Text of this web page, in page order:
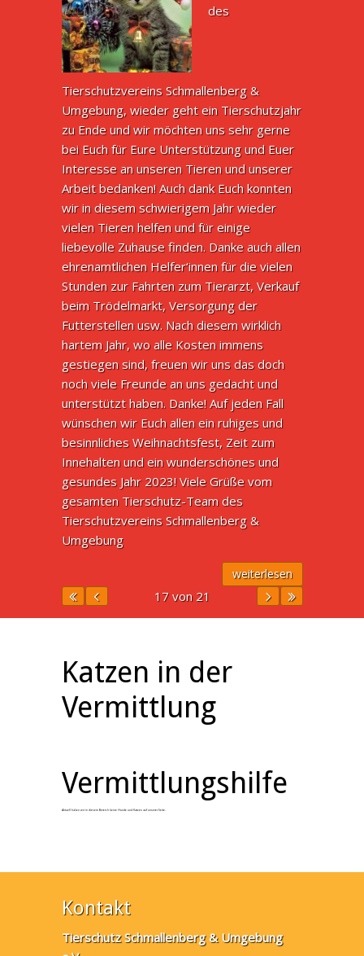
des
Tierschutzvereins Schmallenberg &
Umgebung, wieder geht ein Tierschutzjahr
zu Ende und wir möchten uns sehr gerne
bei Euch für Eure Unterstützung und Euer
Interesse an unseren Tieren und unserer
Arbeit bedanken! Auch dank Euch konnten
wir in diesem schwierigem Jahr wieder
vielen Tieren helfen und für einige
liebevolle Zuhause finden. Danke auch allen
ehrenamtlichen Helfer‘innen für die vielen
Stunden zur Fahrten zum Tierarzt, Verkauf
beim Trödelmarkt, Versorgung der
Futterstellen usw. Nach diesem wirklich
hartem Jahr, wo alle Kosten immens
gestiegen sind, freuen wir uns das doch
noch viele Freunde an uns gedacht und
unterstützt haben. Danke! Auf jeden Fall
wünschen wir Euch allen ein ruhiges und
besinnliches Weihnachtsfest, Zeit zum
Innehalten und ein wunderschönes und
gesundes Jahr 2023! Viele Grüße vom
gesamten Tierschutz-Team des
Tierschutzvereins Schmallenberg &
Umgebung
weiterlesen
17 von 21
Katzen in der
Vermittlung
Vermittlungshilfe
Aktuell haben wir in diesem Bereich keine Hunde und Katzen auf unserer Seite.
Kontakt
Tierschutz Schmallenberg & Umgebung